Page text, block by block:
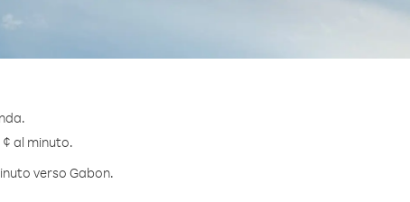
al minuto.
verso Gabon.